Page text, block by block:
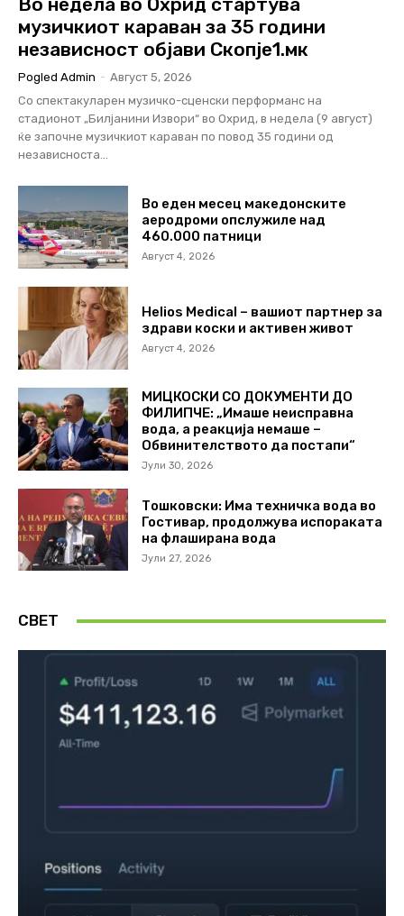
музичкиот караван за 35 години
независност објави Скопје1.мк
Pogled Admin - Август 5, 2026
Со спектакуларен музичко-сценски перформанс на
стадионот „Билјанини Извори“ во Охрид, в недела (9 август)
ќе започне музичкиот караван по повод 35 години од
независноста...
Во еден месец македонските
аеродроми опслужиле над
460.000 патници
Август 4, 2026
Helios Medical – вашиот партнер за
здрави коски и активен живот
Август 4, 2026
МИЦКОСКИ СО ДОКУМЕНТИ ДО
ФИЛИПЧЕ: „Имаше неисправна
вода, а реакција немаше –
Обвинителството да постапи“
Јули 30, 2026
Тошковски: Има техничка вода во
Гостивар, продолжува испораката
на флаширана вода
Јули 27, 2026
СВЕТ